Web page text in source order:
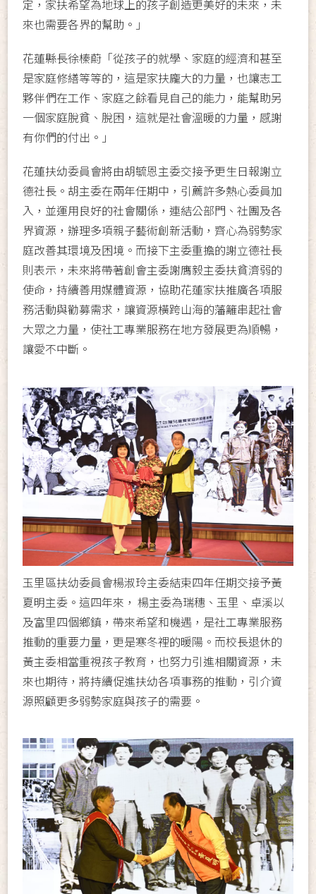
定，家扶希望為地球上的孩子創造更美好的未來，未
來也需要各界的幫助。」
花蓮縣長徐榛蔚「從孩子的就學、家庭的經濟和甚至
是家庭修繕等等的，這是家扶龐大的力量，也讓志工
夥伴們在工作、家庭之餘看見自己的能力，能幫助另
一個家庭脫貧、脫困，這就是社會溫暖的力量，感謝
有你們的付出。」
花蓮扶幼委員會將由胡毓恩主委交接予更生日報謝立
德社長。胡主委在兩年任期中，引薦許多熱心委員加
入，並運用良好的社會關係，連結公部門、社團及各
界資源，辦理多項親子藝術創新活動，齊心為弱勢家
庭改善其環境及困境。而接下主委重擔的謝立德社長
則表示，未來將帶著創會主委謝膺毅主委扶貧濟弱的
使命，持續善用媒體資源，協助花蓮家扶推廣各項服
務活動與勸募需求，讓資源橫跨山海的藩籬串起社會
大眾之力量，使社工專業服務在地方發展更為順暢，
讓愛不中斷。
玉里區扶幼委員會楊淑玲主委結束四年任期交接予黃
夏明主委。這四年來， 楊主委為瑞穗、玉里、卓溪以
及富里四個鄉鎮，帶來希望和機遇，是社工專業服務
推動的重要力量，更是寒冬裡的暖陽。而校長退休的
黃主委相當重視孩子教育，也努力引進相關資源，未
來也期待，將持續促進扶幼各項事務的推動，引介資
源照顧更多弱勢家庭與孩子的需要。